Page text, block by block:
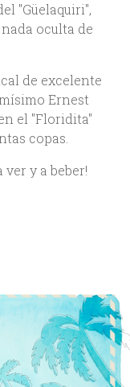
"Güelaquiri",
oculta de
de excelente
Ernest
el "Floridita"
copas.
ver y a beber!